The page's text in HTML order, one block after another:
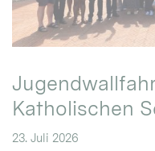
Katholischen
23. Juli 2026